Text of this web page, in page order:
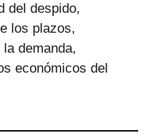
del despido,
los plazos,
demanda,
económicos del